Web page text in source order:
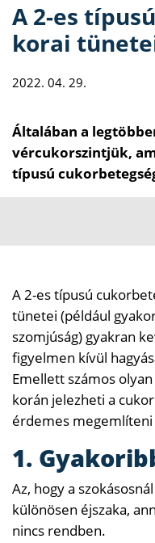
A 2-es
korai
2022. 04. 29.
Általában a
vércukorszintjük,
típusú
A 2-es típusú
tünetei (például
szomjúság) gyakran
figyelmen kívül
Emellett számos
korán jelezheti a
érdemes megemlíteni
1.
Az, hogy a
különösen éjszaka,
nincs rendben.